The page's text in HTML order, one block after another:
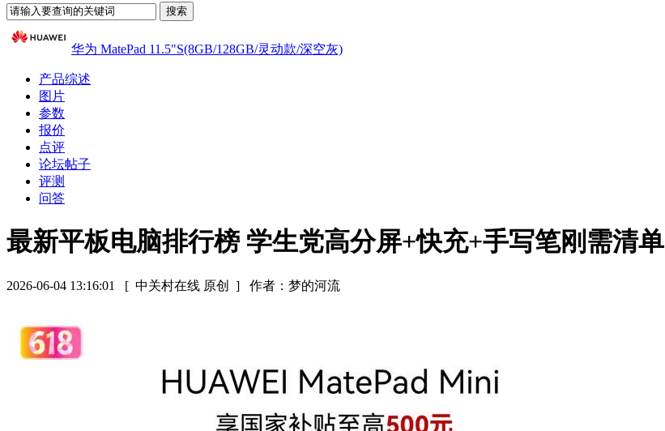
华为 MatePad 11.5"S(8GB/128GB/灵动款/深空灰)
产品综述
图片
参数
报价
点评
论坛帖子
评测
问答
最新平板电脑排行榜 学生党高分屏+快充+手写笔刚需清单
2026-06-04 13:16:01 [ 中关村在线 原创 ] 作者：梦的河流